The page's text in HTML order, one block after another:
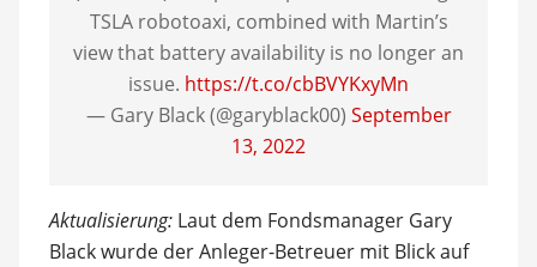
TSLA robotoaxi, combined with Martin’s
view that battery availability is no longer an
issue. https://t.co/cbBVYKxyMn
— Gary Black (@garyblack00) September
13, 2022
Aktualisierung: Laut dem Fondsmanager Gary
Black wurde der Anleger-Betreuer mit Blick auf